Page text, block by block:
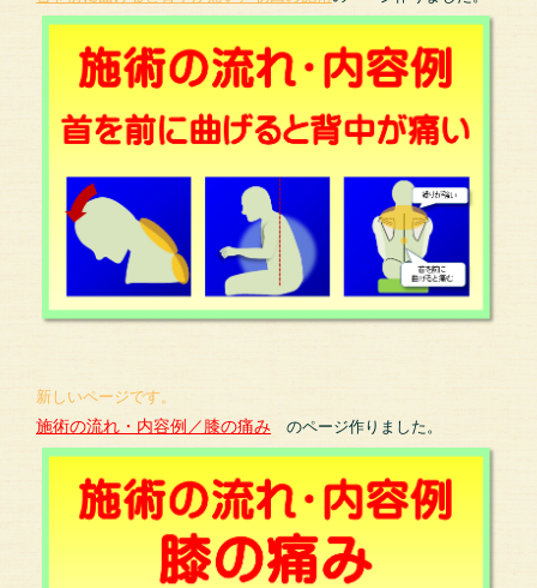
新しいページです。
施術の流れ・内容例／膝の痛み のページ作りました。